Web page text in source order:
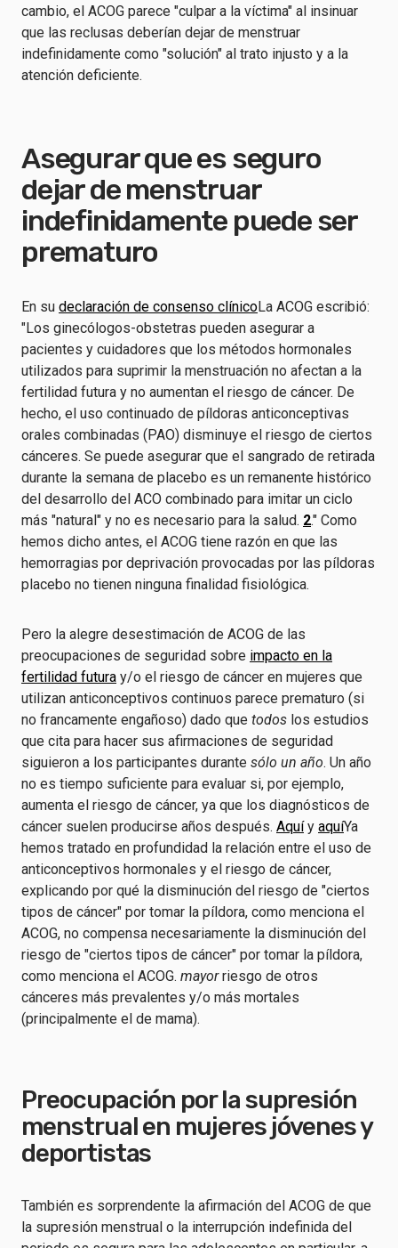
cambio, el ACOG parece "culpar a la víctima" al insinuar
que las reclusas deberían dejar de menstruar
indefinidamente como "solución" al trato injusto y a la
atención deficiente.
Asegurar que es seguro
dejar de menstruar
indefinidamente puede ser
prematuro
En su declaración de consenso clínicoLa ACOG escribió:
"Los ginecólogos-obstetras pueden asegurar a
pacientes y cuidadores que los métodos hormonales
utilizados para suprimir la menstruación no afectan a la
fertilidad futura y no aumentan el riesgo de cáncer. De
hecho, el uso continuado de píldoras anticonceptivas
orales combinadas (PAO) disminuye el riesgo de ciertos
cánceres. Se puede asegurar que el sangrado de retirada
durante la semana de placebo es un remanente histórico
del desarrollo del ACO combinado para imitar un ciclo
más "natural" y no es necesario para la salud. 2." Como
hemos dicho antes, el ACOG tiene razón en que las
hemorragias por deprivación provocadas por las píldoras
placebo no tienen ninguna finalidad fisiológica.
Pero la alegre desestimación de ACOG de las
preocupaciones de seguridad sobre impacto en la
fertilidad futura y/o el riesgo de cáncer en mujeres que
utilizan anticonceptivos continuos parece prematuro (si
no francamente engañoso) dado que todos los estudios
que cita para hacer sus afirmaciones de seguridad
siguieron a los participantes durante sólo un año. Un año
no es tiempo suficiente para evaluar si, por ejemplo,
aumenta el riesgo de cáncer, ya que los diagnósticos de
cáncer suelen producirse años después. Aquíy aquíYa
hemos tratado en profundidad la relación entre el uso de
anticonceptivos hormonales y el riesgo de cáncer,
explicando por qué la disminución del riesgo de "ciertos
tipos de cáncer" por tomar la píldora, como menciona el
ACOG, no compensa necesariamente la disminución del
riesgo de "ciertos tipos de cáncer" por tomar la píldora,
como menciona el ACOG. mayorriesgo de otros
cánceres más prevalentes y/o más mortales
(principalmente el de mama).
Preocupación por la supresión
menstrual en mujeres jóvenes y
deportistas
También es sorprendente la afirmación del ACOG de que
la supresión menstrual o la interrupción indefinida del